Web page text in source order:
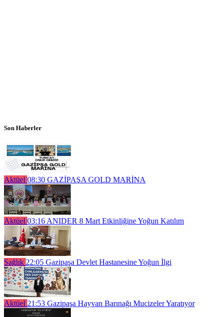
Son Haberler
Aktüel 08:30 GAZİPAŞA GOLD MARİNA
Aktüel 03:16 ANIDER 8 Mart Etkinliğine Yoğun Katılım
Sağlık 22:05 Gazipaşa Devlet Hastanesine Yoğun İlgi
Aktüel 21:53 Gazipaşa Hayvan Barınağı Mucizeler Yaratıyor